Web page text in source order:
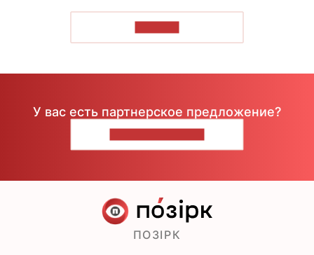
У вас есть партнерское предложение?
ПОЗІРК